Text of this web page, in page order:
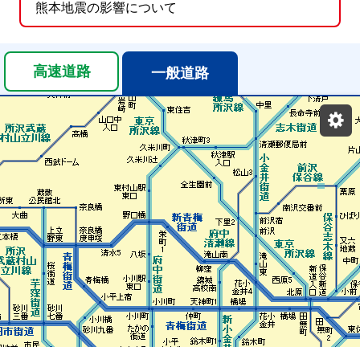
熊本地震の影響について
高速道路 一般道路
表示設定
混雑 通行止め
チェーン規制等
調整中
規制情報
事故 通行止め